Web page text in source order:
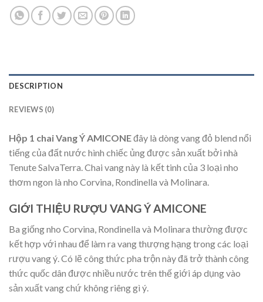
DESCRIPTION
REVIEWS (0)
Hộp 1 chai Vang Ý AMICONEđây là dòng vang đỏ blend nổi
tiếng của đất nước hình chiếc ủng được sản xuất bởi nhà
Tenute SalvaTerra. Chai vang này là kết tinh của 3 loại nho
thơm ngon là nho Corvina, Rondinella và Molinara.
GIỚI THIỆU RƯỢU VANG Ý AMICONE
Ba giống nho Corvina, Rondinella và Molinara thường được
kết hợp với nhau để làm ra vang thượng hạng trong các loại
rượu vang ý. Có lẽ công thức pha trộn này đã trở thành công
thức quốc dân được nhiều nước trên thế giới áp dụng vào
sản xuất vang chứ không riêng gì ý.